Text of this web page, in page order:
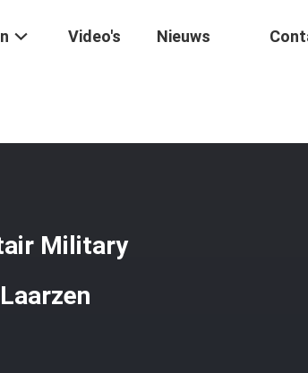
Video's Nieuws
Military